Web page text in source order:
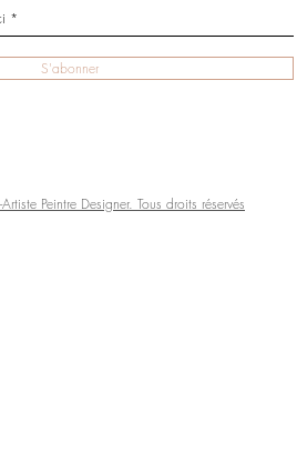
S'abonner
Peintre Designer. Tous droits réservés